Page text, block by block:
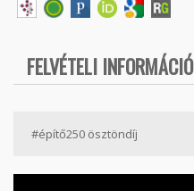
FELVÉTELI INFORMÁCIÓ
#építő250 ösztöndíj